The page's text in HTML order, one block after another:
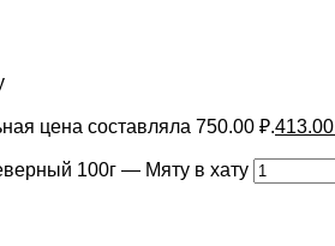
цена составляла 750.00 ₽.413.00
100г — Мяту в хату